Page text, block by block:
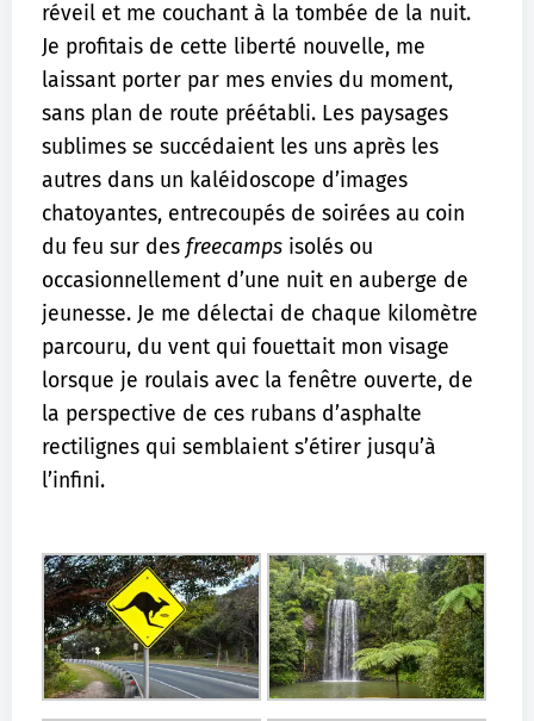
réveil et me couchant à la tombée de la nuit.
Je profitais de cette liberté nouvelle, me
laissant porter par mes envies du moment,
sans plan de route préétabli. Les paysages
sublimes se succédaient les uns après les
autres dans un kaléidoscope d’images
chatoyantes, entrecoupés de soirées au coin
du feu sur des freecamps isolés ou
occasionnellement d’une nuit en auberge de
jeunesse. Je me délectai de chaque kilomètre
parcouru, du vent qui fouettait mon visage
lorsque je roulais avec la fenêtre ouverte, de
la perspective de ces rubans d’asphalte
rectilignes qui semblaient s’étirer jusqu’à
l’infini.